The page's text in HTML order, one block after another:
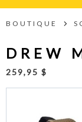
BOUTIQUE
DREW
259,95 $